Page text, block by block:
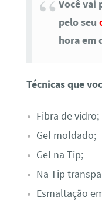
Você vai
pelo seu
hora em
Técnicas que
Fibra de vidro;
Gel moldado;
Gel na Tip;
Na Tip
Esmaltação